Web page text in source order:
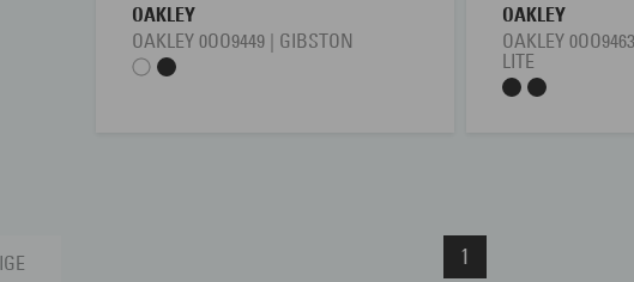
OAKLEY
OAKLEY 0OO9449 | GIBSTON
OAKLEY
OAKLEY
LITE
1